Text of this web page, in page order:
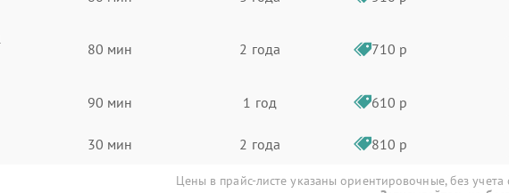
80 мин 2 года 710 р
90 мин 1 год 610 р
30 мин 2 года 810 р
Цены в прайс-листе указаны ориентировочные, без учета